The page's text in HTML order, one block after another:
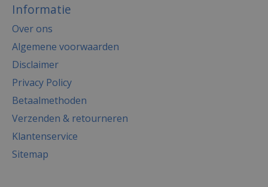
Informatie
Over ons
Algemene voorwaarden
Disclaimer
Privacy Policy
Betaalmethoden
Verzenden & retourneren
Klantenservice
Sitemap